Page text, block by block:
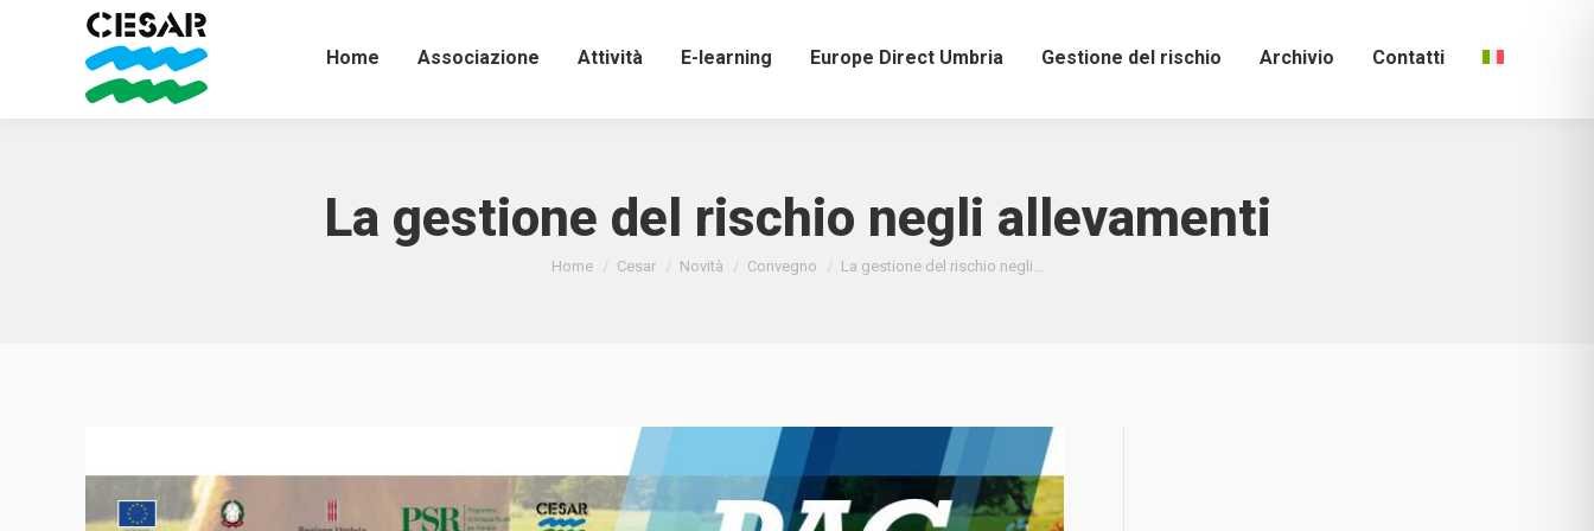
Home Associazione Attività E-learning Europe Direct Umbria Gestione del rischio Archivio Contatti
La gestione del rischio negli allevamenti
Tu sei qui:
Home Cesar Novità Convegno La gestione del rischio negli…